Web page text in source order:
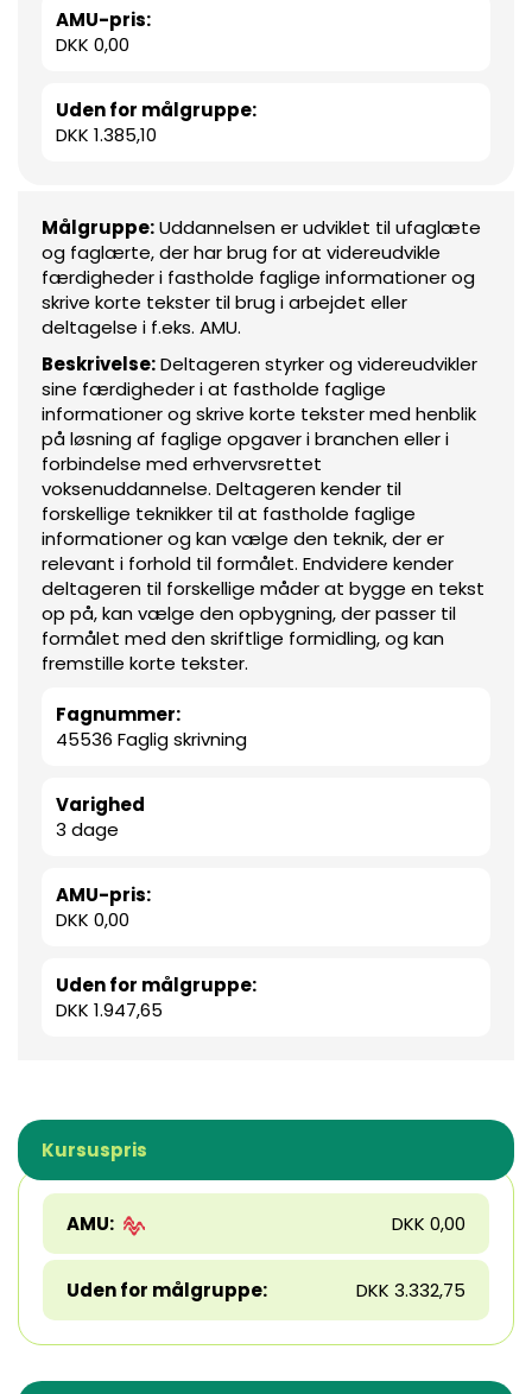
AMU-pris:
DKK 0,00
Uden for målgruppe:
DKK 1.385,10
Målgruppe:Uddannelsen er udviklet til ufaglæte
og faglærte, der har brug for at videreudvikle
færdigheder i fastholde faglige informationer og
skrive korte tekster til brug i arbejdet eller
deltagelse i f.eks. AMU.
Beskrivelse:Deltageren styrker og videreudvikler
sine færdigheder i at fastholde faglige
informationer og skrive korte tekster med henblik
på løsning af faglige opgaver i branchen eller i
forbindelse med erhvervsrettet
voksenuddannelse. Deltageren kender til
forskellige teknikker til at fastholde faglige
informationer og kan vælge den teknik, der er
relevant i forhold til formålet. Endvidere kender
deltageren til forskellige måder at bygge en tekst
op på, kan vælge den opbygning, der passer til
formålet med den skriftlige formidling, og kan
fremstille korte tekster.
Fagnummer:
45536 Faglig skrivning
Varighed
3 dage
AMU-pris:
DKK 0,00
Uden for målgruppe:
DKK 1.947,65
Kursuspris
AMU: DKK 0,00
Uden for målgruppe: DKK 3.332,75